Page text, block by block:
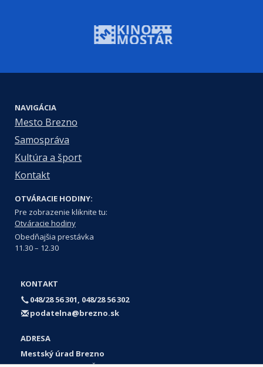
NAVIGÁCIA
Mesto Brezno
Samospráva
Kultúra a šport
Kontakt
OTVÁRACIE HODINY:
Pre zobrazenie kliknite tu:
Otváracie hodiny
Obedňajšia prestávka
11.30 – 12.30
KONTAKT
048/28 56 301, 048/28 56 302
podatelna@brezno.sk
ADRESA
Mestský úrad Brezno